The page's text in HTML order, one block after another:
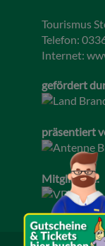
Tourismus
Telefon:
Internet:
gefördert
präsentiert
Mitglied im: